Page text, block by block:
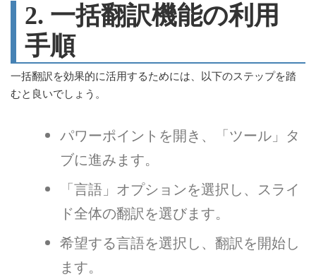
2. 一括翻訳機能の利用
手順
一括翻訳を効果的に活用するためには、以下のステップを踏
むと良いでしょう。
パワーポイントを開き、「ツール」タ
ブに進みます。
「言語」オプションを選択し、スライ
ド全体の翻訳を選びます。
希望する言語を選択し、翻訳を開始し
ます。